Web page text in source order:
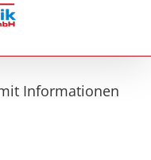
Informationen